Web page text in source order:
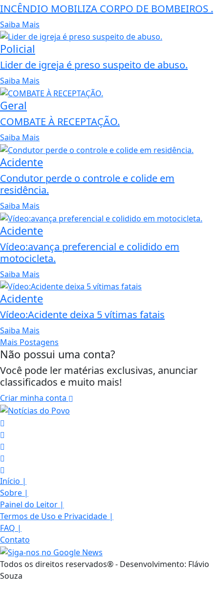
INCÊNDIO MOBILIZA CORPO DE BOMBEIROS .
Saiba Mais
Policial
Lider de igreja é preso suspeito de abuso.
Saiba Mais
Geral
COMBATE À RECEPTAÇÃO.
Saiba Mais
Acidente
Condutor perde o controle e colide em
residência.
Saiba Mais
Acidente
Vídeo:avança preferencial e colidido em
motocicleta.
Saiba Mais
Acidente
Vídeo:Acidente deixa 5 vítimas fatais
Saiba Mais
Mais Postagens
Não possui uma conta?
Você pode ler matérias exclusivas, anunciar
classificados e muito mais!
Criar minha conta
Início |
Sobre |
Painel do Leitor |
Termos de Uso e Privacidade |
FAQ |
Contato
Todos os direitos reservados® - Desenvolvimento: Flávio
Souza
Termos de Uso e Privacidade
Esse site utiliza cookies para melhorar sua
experiência de navegação. Ao continuar o acesso,
entendemos que você concorda com nossos Termos